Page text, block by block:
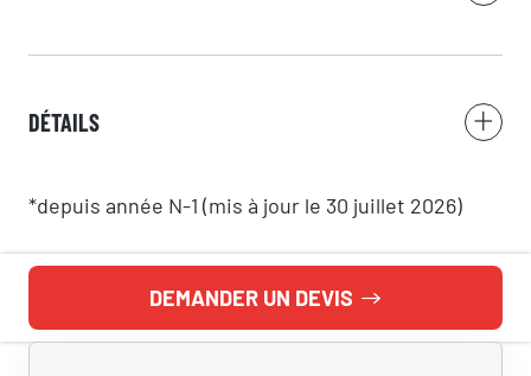
DÉTAILS
*depuis année N-1 (mis à jour le 30 juillet 2026)
DEMANDER UN DEVIS